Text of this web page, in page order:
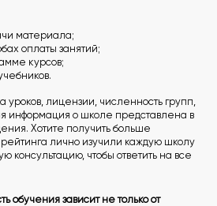
материала;
оплаты занятий;
курсов;
уроков, лицензии, численность групп,
информация о школе представлена в
Хотите получить больше
лично изучили каждую школу
консультацию, чтобы ответить на все
обучения зависит не только от